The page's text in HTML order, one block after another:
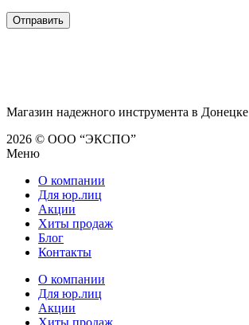
Магазин надежного инструмента в Донецке
2026 © ООО “ЭКСПО”
Меню
О компании
Для юр.лиц
Акции
Хиты продаж
Блог
Контакты
О компании
Для юр.лиц
Акции